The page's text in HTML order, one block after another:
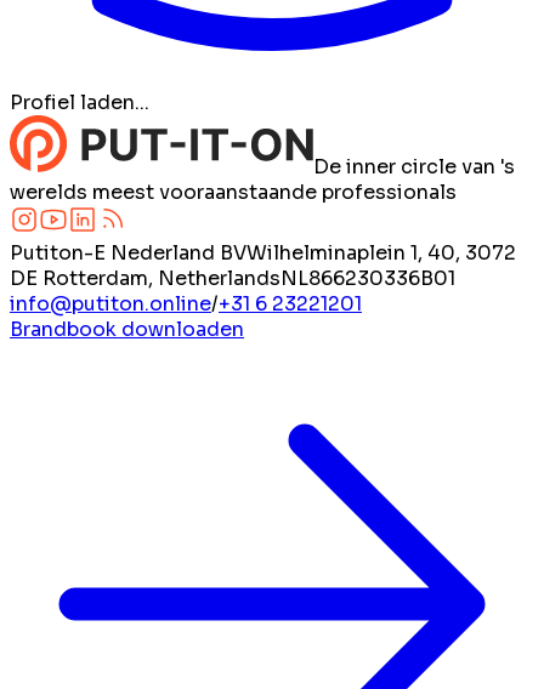
Profiel laden...
De inner circle van 's
werelds meest vooraanstaande professionals
Putiton-E Nederland BVWilhelminaplein 1, 40, 3072
DE Rotterdam, NetherlandsNL866230336B01
info@putiton.online/+31 6 23221201
Brandbook downloaden